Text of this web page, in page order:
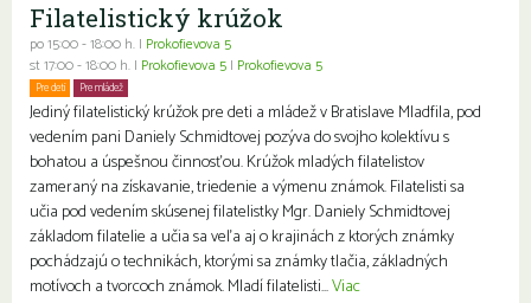
Filatelistický krúžok
po 15:00 - 18:00 h. | Prokofievova 5
st 17:00 - 18:00 h. | Prokofievova 5 | Prokofievova 5
Pre deti Pre mládež
Jediný filatelistický krúžok pre deti a mládež v Bratislave Mladfila, pod
vedením pani Daniely Schmidtovej pozýva do svojho kolektívu s
bohatou a úspešnou činnosťou. Krúžok mladých filatelistov
zameraný na získavanie, triedenie a výmenu známok. Filatelisti sa
učia pod vedením skúsenej filatelistky Mgr. Daniely Schmidtovej
základom filatelie a učia sa veľa aj o krajinách z ktorých známky
pochádzajú o technikách, ktorými sa známky tlačia, základných
motívoch a tvorcoch známok. Mladí filatelisti...Viac